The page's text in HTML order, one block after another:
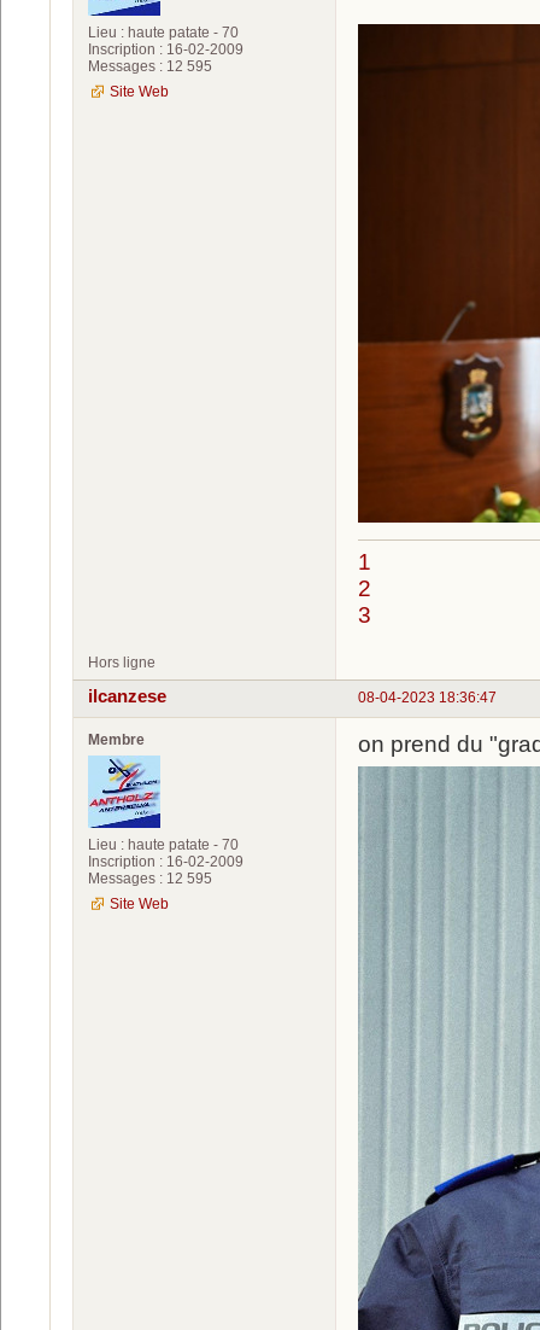
Lieu : haute patate - 70
Inscription : 16-02-2009
Messages : 12 595
Site Web
1
2
3
Hors ligne
08-04-2023 18:36:47
ilcanzese
Membre
Lieu : haute patate - 70
Inscription : 16-02-2009
Messages : 12 595
Site Web
on prend du